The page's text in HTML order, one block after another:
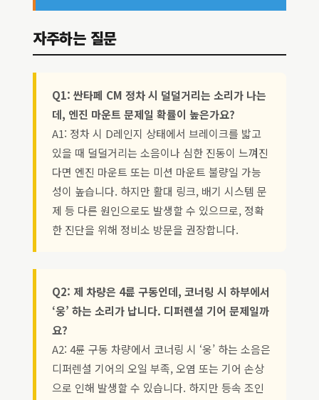
자주하는 질문
Q1: 싼타페 CM 정차 시 덜덜거리는 소리가 나는
데, 엔진 마운트 문제일 확률이 높은가요?
A1: 정차 시 D레인지 상태에서 브레이크를 밟고
있을 때 덜덜거리는 소음이나 심한 진동이 느껴진
다면 엔진 마운트 또는 미션 마운트 불량일 가능
성이 높습니다. 하지만 활대 링크, 배기 시스템 문
제 등 다른 원인으로도 발생할 수 있으므로, 정확
한 진단을 위해 정비소 방문을 권장합니다.
Q2: 제 차량은 4륜 구동인데, 코너링 시 하부에서
‘웅’ 하는 소리가 납니다. 디퍼렌셜 기어 문제일까
요?
A2: 4륜 구동 차량에서 코너링 시 ‘웅’ 하는 소음은
디퍼렌셜 기어의 오일 부족, 오염 또는 기어 손상
으로 인해 발생할 수 있습니다. 하지만 등속 조인